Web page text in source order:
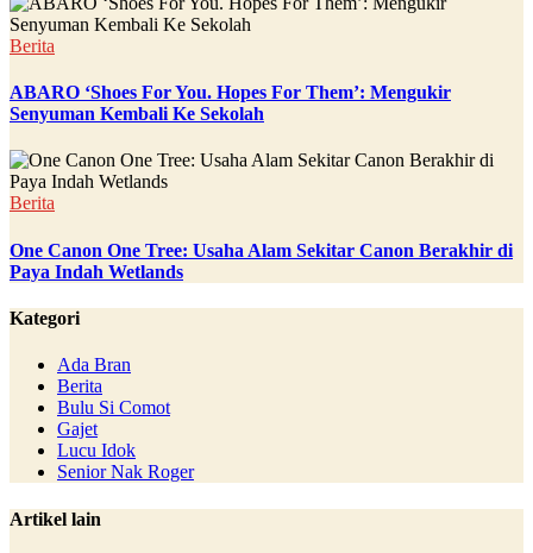
Berita
ABARO ‘Shoes For You. Hopes For Them’: Mengukir
Senyuman Kembali Ke Sekolah
Berita
One Canon One Tree: Usaha Alam Sekitar Canon Berakhir di
Paya Indah Wetlands
Kategori
Ada Bran
Berita
Bulu Si Comot
Gajet
Lucu Idok
Senior Nak Roger
Artikel lain